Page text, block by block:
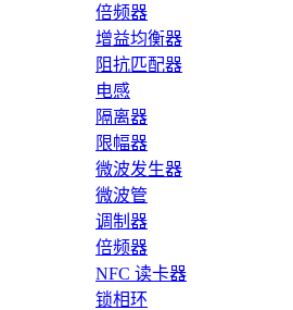
倍频器
增益均衡器
阻抗匹配器
电感
隔离器
限幅器
微波发生器
微波管
调制器
倍频器
NFC 读卡器
锁相环